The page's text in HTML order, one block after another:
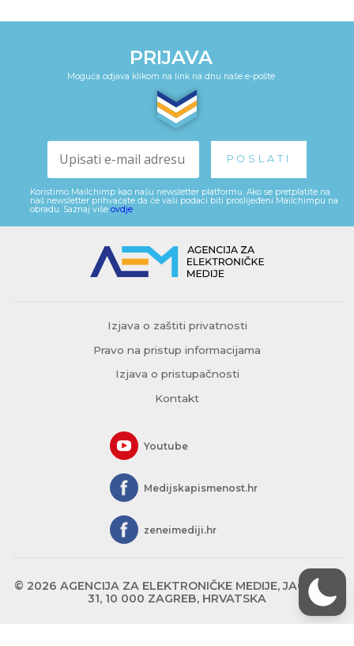
PRIJAVA
Moguća odjava klikom na link na dnu naše e-pošte
Koristimo Mailchimp kao našu newsletter platformu. Ako se pretplatite na
naš newsletter prihvaćate da će vaši podaci biti proslijeđeni Mailchimpu na
obradu. Saznaj više ovdje.
Izjava o zaštiti privatnosti
Pravo na pristup informacijama
Izjava o pristupačnosti
Kontakt
Youtube
Medijskapismenost.hr
zeneimediji.hr
© 2026 AGENCIJA ZA ELEKTRONIČKE MEDIJE, JAGIĆEVA
31, 10 000 ZAGREB, HRVATSKA